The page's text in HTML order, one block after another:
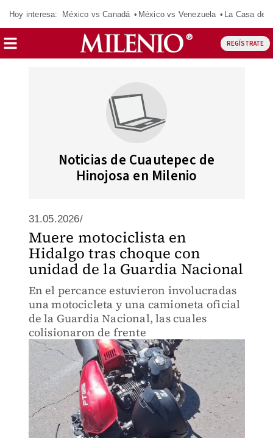
Hoy interesa: México vs Canadá México vs Venezuela La Casa de
REGÍSTRATE
Noticias de Cuautepec de
Hinojosa en Milenio
31.05.2026/
Muere motociclista en
Hidalgo tras choque con
unidad de la Guardia Nacional
En el percance estuvieron involucradas
una motocicleta y una camioneta oficial
de la Guardia Nacional, las cuales
colisionaron de frente